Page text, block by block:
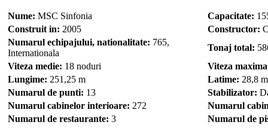
Nume: MSC Sinfonia Capacitate:
Construit in: 2005 Constructor:
Numarul echipajului, nationalitate: 765,
Internationala
Tonaj total:
Viteza medie: 18 noduri
Viteza
Lungime: 251,25 m Latime: 28,8 m
Numarul de punti: 13 Stabilizator:
Numarul cabinelor interioare: 272
Numarul
Numarul de restaurante: 3 Numarul de